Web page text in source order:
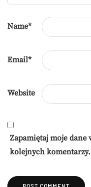
Name*
Email*
Website
Zapamiętaj moje dane
kolejnych komentarzy.